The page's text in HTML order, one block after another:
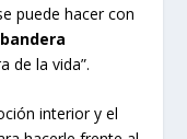
puede hacer con
bandera
de la vida”.
interior y el